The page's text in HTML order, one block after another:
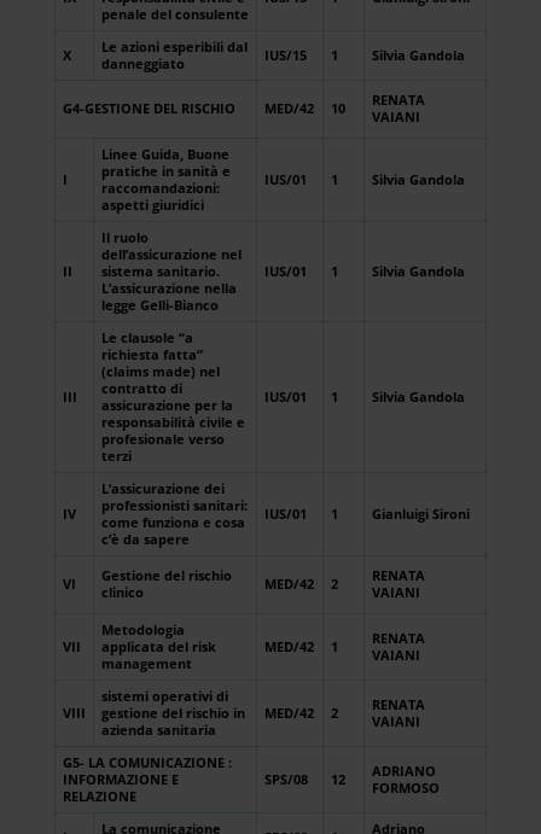
penale del consulente
X
Le azioni esperibili dal
danneggiato
IUS/15 1 Silvia Gandola
G4-GESTIONE DEL RISCHIO MED/42 10
RENATA
VAIANI
I
Linee Guida, Buone
pratiche in sanità e
raccomandazioni:
aspetti giuridici
IUS/01 1 Silvia Gandola
II
Il ruolo
dell’assicurazione nel
sistema sanitario.
L’assicurazione nella
legge Gelli-Bianco
IUS/01 1 Silvia Gandola
III
Le clausole “a
richiesta fatta”
(claims made) nel
contratto di
assicurazione per la
responsabilità civile e
profesionale verso
terzi
IUS/01 1 Silvia Gandola
IV
L’assicurazione dei
professionisti sanitari:
come funziona e cosa
c’è da sapere
IUS/01 1 Gianluigi Sironi
VI
Gestione del rischio
clinico
MED/42 2
RENATA
VAIANI
VII
Metodologia
applicata del risk
management
MED/42 1
RENATA
VAIANI
VIII
sistemi operativi di
gestione del rischio in
azienda sanitaria
MED/42 2
RENATA
VAIANI
G5- LA COMUNICAZIONE :
INFORMAZIONE E
RELAZIONE
SPS/08 12
ADRIANO
FORMOSO
La comunicazione
Adriano